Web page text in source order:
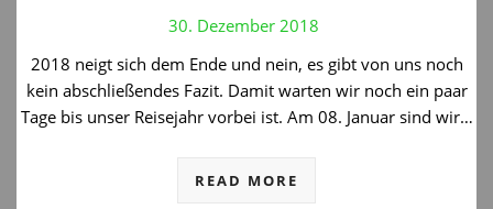
30. Dezember 2018
2018 neigt sich dem Ende und nein, es gibt von uns noch
kein abschließendes Fazit. Damit warten wir noch ein paar
Tage bis unser Reisejahr vorbei ist. Am 08. Januar sind wir…
READ MORE